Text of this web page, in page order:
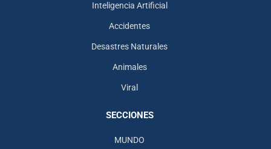
Inteligencia Artificial
Accidentes
Desastres Naturales
Animales
Viral
SECCIONES
MUNDO